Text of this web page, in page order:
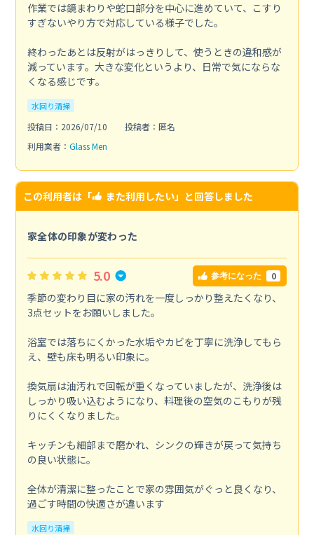
作業では鏡まわりや蛇口部分を中心に進めていて、こすり
すぎないやり方で対応している様子でした。
終わったあとは反射がはっきりして、使うときの違和感が
減っています。大きな変化というより、日常で気にならな
くなる感じです。
水回り清掃
投稿日：2026/07/10
投稿者：匿名
利用業者： Glass Men
この利用者は「 また利用したい」と回答しました
家全体の印象が変わった
5.0 参考になった 0
季節の変わり目に家の汚れを一度しっかり整えたくなり、
3点セットをお願いしました。
浴室では落ちにくかった水垢やカビを丁寧に洗浄してもら
え、壁も床も明るい印象に。
換気扇は油汚れで回転が重くなっていましたが、洗浄後は
しっかり吸い込むようになり、料理後の空気のこもりが残
りにくくなりました。
キッチンも細部まで磨かれ、シンクの輝きが戻って気持ち
の良い状態に。
全体が清潔に整ったことで家の雰囲気がぐっと良くなり、
過ごす時間の快適さが違います
水回り清掃